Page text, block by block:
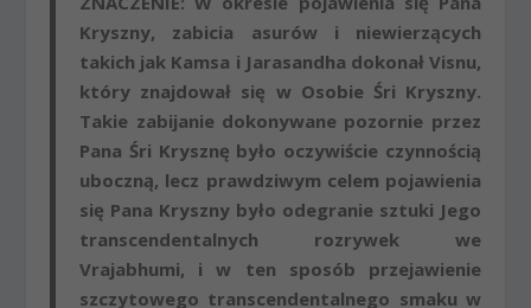
Kryszny, zabicia asurów i niewierzących
takich jak Kamsa i Jarasandha dokonał Visnu,
który znajdował się w Osobie Śri Kryszny.
Takie zabijanie dokonywane pozornie przez
Pana Śri Krysznę było oczywiście czynnością
uboczną, lecz prawdziwym celem pojawienia
się Pana Kryszny było odegranie sztuki Jego
transcendentalnych rozrywek we
Vrajabhumi, i w ten sposób przejawienie
szczytowego transcendentalnego smaku w